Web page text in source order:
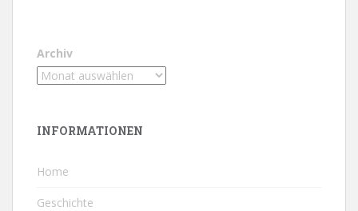
Archiv
INFORMATIONEN
Home
Geschichte